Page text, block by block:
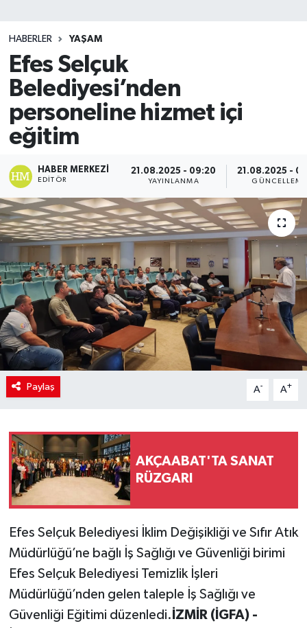
HABERLER YAŞAM
Efes Selçuk
Belediyesi’nden
personeline hizmet içi
eğitim
HABER MERKEZI
EDITÖR
21.08.2025 - 09:20
YAYINLANMA
21.08.2025 -
GÜNCELLEME
Paylaş A- A+
AKÇAABAT'TA SANAT
RÜZGARI
Efes Selçuk Belediyesi İklim Değişikliği ve Sıfır Atık
Müdürlüğü’ne bağlı İş Sağlığı ve Güvenliği birimi
Efes Selçuk Belediyesi Temizlik İşleri
Müdürlüğü’nden gelen taleple İş Sağlığı ve
Güvenliği Eğitimi düzenledi. İZMİR (İGFA) -
Teknoloji
TRABZON
TRABZONSPOR
Yaşam